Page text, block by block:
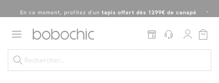
Excellent
Uneparure offerte